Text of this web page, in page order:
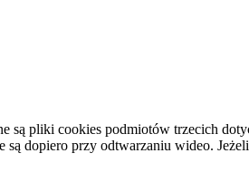
pliki cookies podmiotów trzecich
dopiero przy odtwarzaniu wideo.